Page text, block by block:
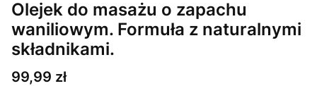
Olejek do masażu o zapachu
waniliowym. Formuła z naturalnymi
składnikami.
Cena
99,99 zł